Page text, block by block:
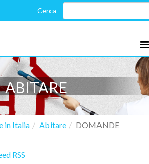
ABITARE
in Italia Abitare DOMANDE
RSS